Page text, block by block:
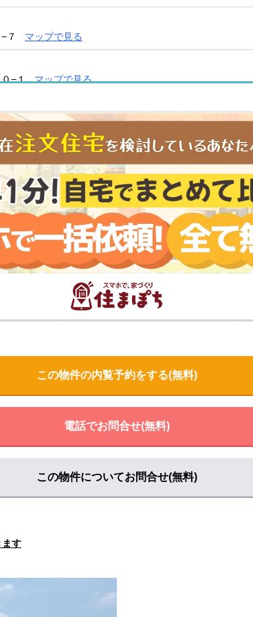
７ マップで見る
０−１ マップで見る
マップで見る
７ アセント３ C マップで見る
マップで見る
−３１ マップで見る
センター
マップで見る
ク
−７
ップで見る
この物件の内覧予約をする(無料)
電話でお問合せ(無料)
この物件についてお問合せ(無料)
す